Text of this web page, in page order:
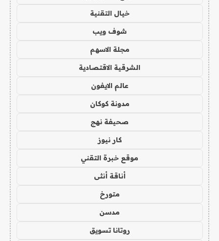
خيال التقنية
شوف ويب
مجلة الاسهم
الشرقية الاقتصادية
عالم الايفون
مدونة كوكان
صحيفة نهج
كار نيوز
موقع خبرة التقني
أناقة أنثى
متورخ
مدسن
روتانا تسويق